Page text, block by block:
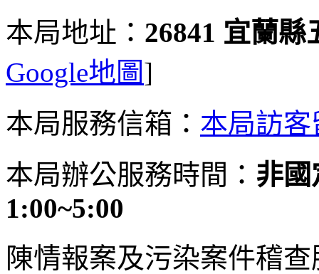
本局地址： 26841 宜蘭縣
Google地圖]
本局服務信箱： 本局訪客
本局辦公服務時間： 非國
1:00~5:00
陳情報案及污染案件稽